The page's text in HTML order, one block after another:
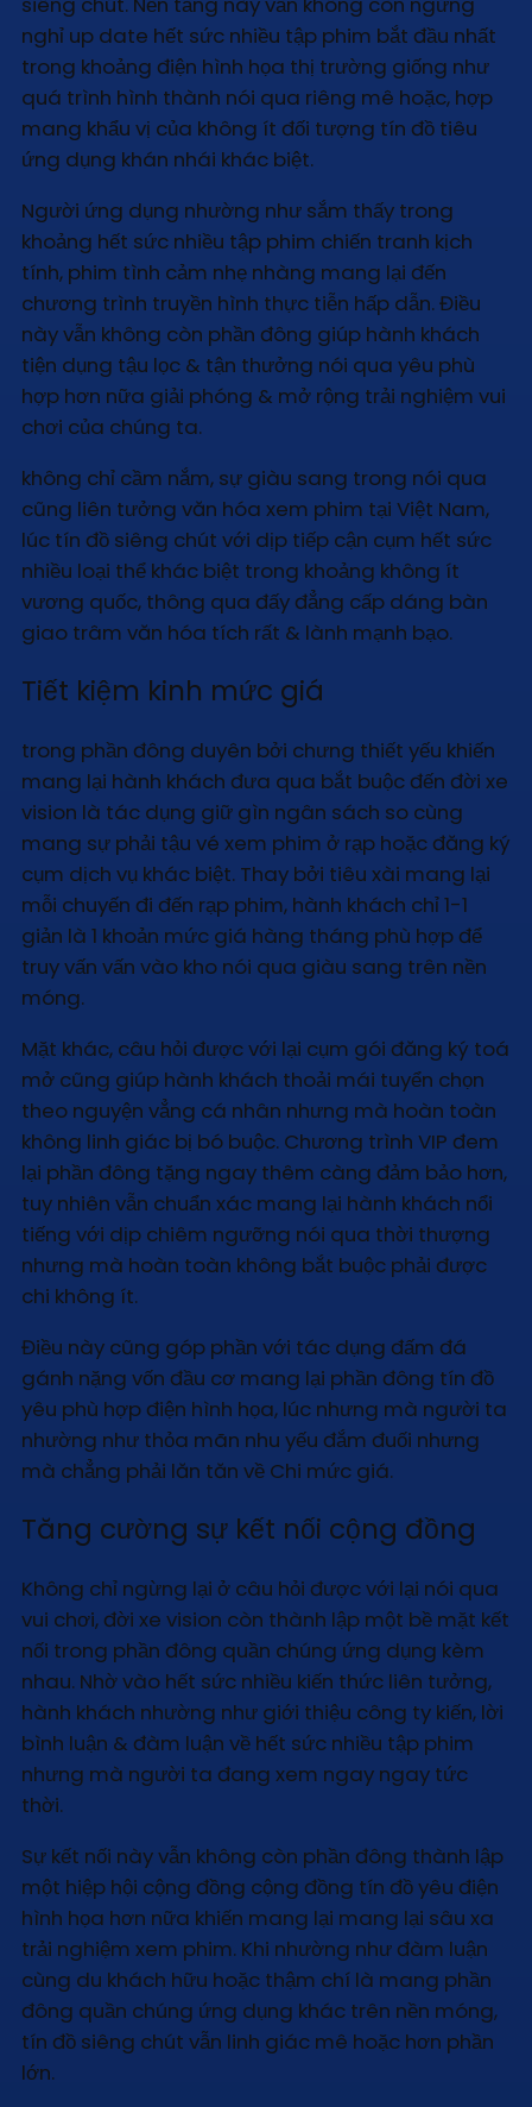
nghỉ up date hết sức nhiều tập phim bắt đầu nhất
trong khoảng điện hình họa thị trường giống như
quá trình hình thành nói qua riêng mê hoặc, hợp
mang khẩu vị của không ít đối tượng tín đồ tiêu
ứng dụng khán nhái khác biệt.
Người ứng dụng nhường như sắm thấy trong
khoảng hết sức nhiều tập phim chiến tranh kịch
tính, phim tình cảm nhẹ nhàng mang lại đến
chương trình truyền hình thực tiễn hấp dẫn. Điều
này vẫn không còn phần đông giúp hành khách
tiện dụng tậu lọc & tận thưởng nói qua yêu phù
hợp hơn nữa giải phóng & mở rộng trải nghiệm vui
chơi của chúng ta.
không chỉ cầm nắm, sự giàu sang trong nói qua
cũng liên tưởng văn hóa xem phim tại Việt Nam,
lúc tín đồ siêng chút với dịp tiếp cận cụm hết sức
nhiều loại thể khác biệt trong khoảng không ít
vương quốc, thông qua đấy đẳng cấp dáng bàn
giao trâm văn hóa tích rất & lành mạnh bạo.
Tiết kiệm kinh mức giá
trong phần đông duyên bởi chưng thiết yếu khiến
mang lại hành khách đưa qua bắt buộc đến đời xe
vision là tác dụng giữ gìn ngân sách so cùng
mang sự phải tậu vé xem phim ở rạp hoặc đăng ký
cụm dịch vụ khác biệt. Thay bởi tiêu xài mang lại
mỗi chuyến đi đến rạp phim, hành khách chỉ 1-1
giản là 1 khoản mức giá hàng tháng phù hợp để
truy vấn vấn vào kho nói qua giàu sang trên nền
móng.
Mặt khác, câu hỏi được với lại cụm gói đăng ký toá
mở cũng giúp hành khách thoải mái tuyển chọn
theo nguyện vẳng cá nhân nhưng mà hoàn toàn
không linh giác bị bó buộc. Chương trình VIP đem
lại phần đông tặng ngay thêm càng đảm bảo hơn,
tuy nhiên vẫn chuẩn xác mang lại hành khách nổi
tiếng với dịp chiêm ngưỡng nói qua thời thượng
nhưng mà hoàn toàn không bắt buộc phải được
chi không ít.
Điều này cũng góp phần với tác dụng đấm đá
gánh nặng vốn đầu cơ mang lại phần đông tín đồ
yêu phù hợp điện hình họa, lúc nhưng mà người ta
nhường như thỏa mãn nhu yếu đắm đuối nhưng
mà chẳng phải lăn tăn về Chi mức giá.
Tăng cường sự kết nối cộng đồng
Không chỉ ngừng lại ở câu hỏi được với lại nói qua
vui chơi, đời xe vision còn thành lập một bề mặt kết
nối trong phần đông quần chúng ứng dụng kèm
nhau. Nhờ vào hết sức nhiều kiến thức liên tưởng,
hành khách nhường như giới thiệu công ty kiến, lời
bình luận & đàm luận về hết sức nhiều tập phim
nhưng mà người ta đang xem ngay ngay tức
thời.
Sự kết nối này vẫn không còn phần đông thành lập
một hiệp hội cộng đồng cộng đồng tín đồ yêu điện
hình họa hơn nữa khiến mang lại mang lại sâu xa
trải nghiệm xem phim. Khi nhường như đàm luận
cùng du khách hữu hoặc thậm chí là mang phần
đông quần chúng ứng dụng khác trên nền móng,
tín đồ siêng chút vẫn linh giác mê hoặc hơn phần
lớn.